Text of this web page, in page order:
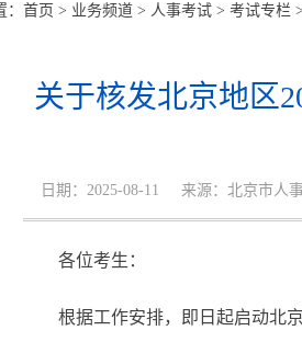
首页 > 业务频道 > 人事考试 > 考试专栏 >
关于核发北京地区
日期：2025-08-11 来源：北京市人
各位考生：
根据工作安排，即日起启动北京